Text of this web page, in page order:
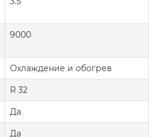
9000
Охлаждение и обогрев
R 32
Да
Да